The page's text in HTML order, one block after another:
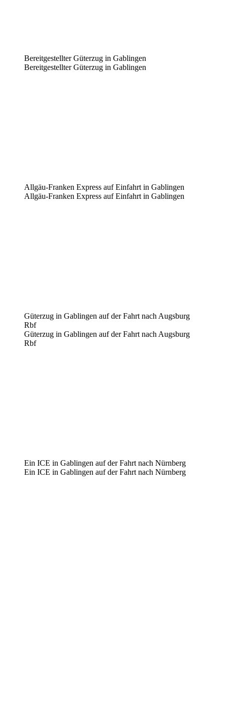
Bereitgestellter Güterzug in Gablingen
Bereitgestellter Güterzug in Gablingen
Allgäu-Franken Express auf Einfahrt in Gablingen
Allgäu-Franken Express auf Einfahrt in Gablingen
Güterzug in Gablingen auf der Fahrt nach Augsburg
Rbf
Güterzug in Gablingen auf der Fahrt nach Augsburg
Rbf
Ein ICE in Gablingen auf der Fahrt nach Nürnberg
Ein ICE in Gablingen auf der Fahrt nach Nürnberg